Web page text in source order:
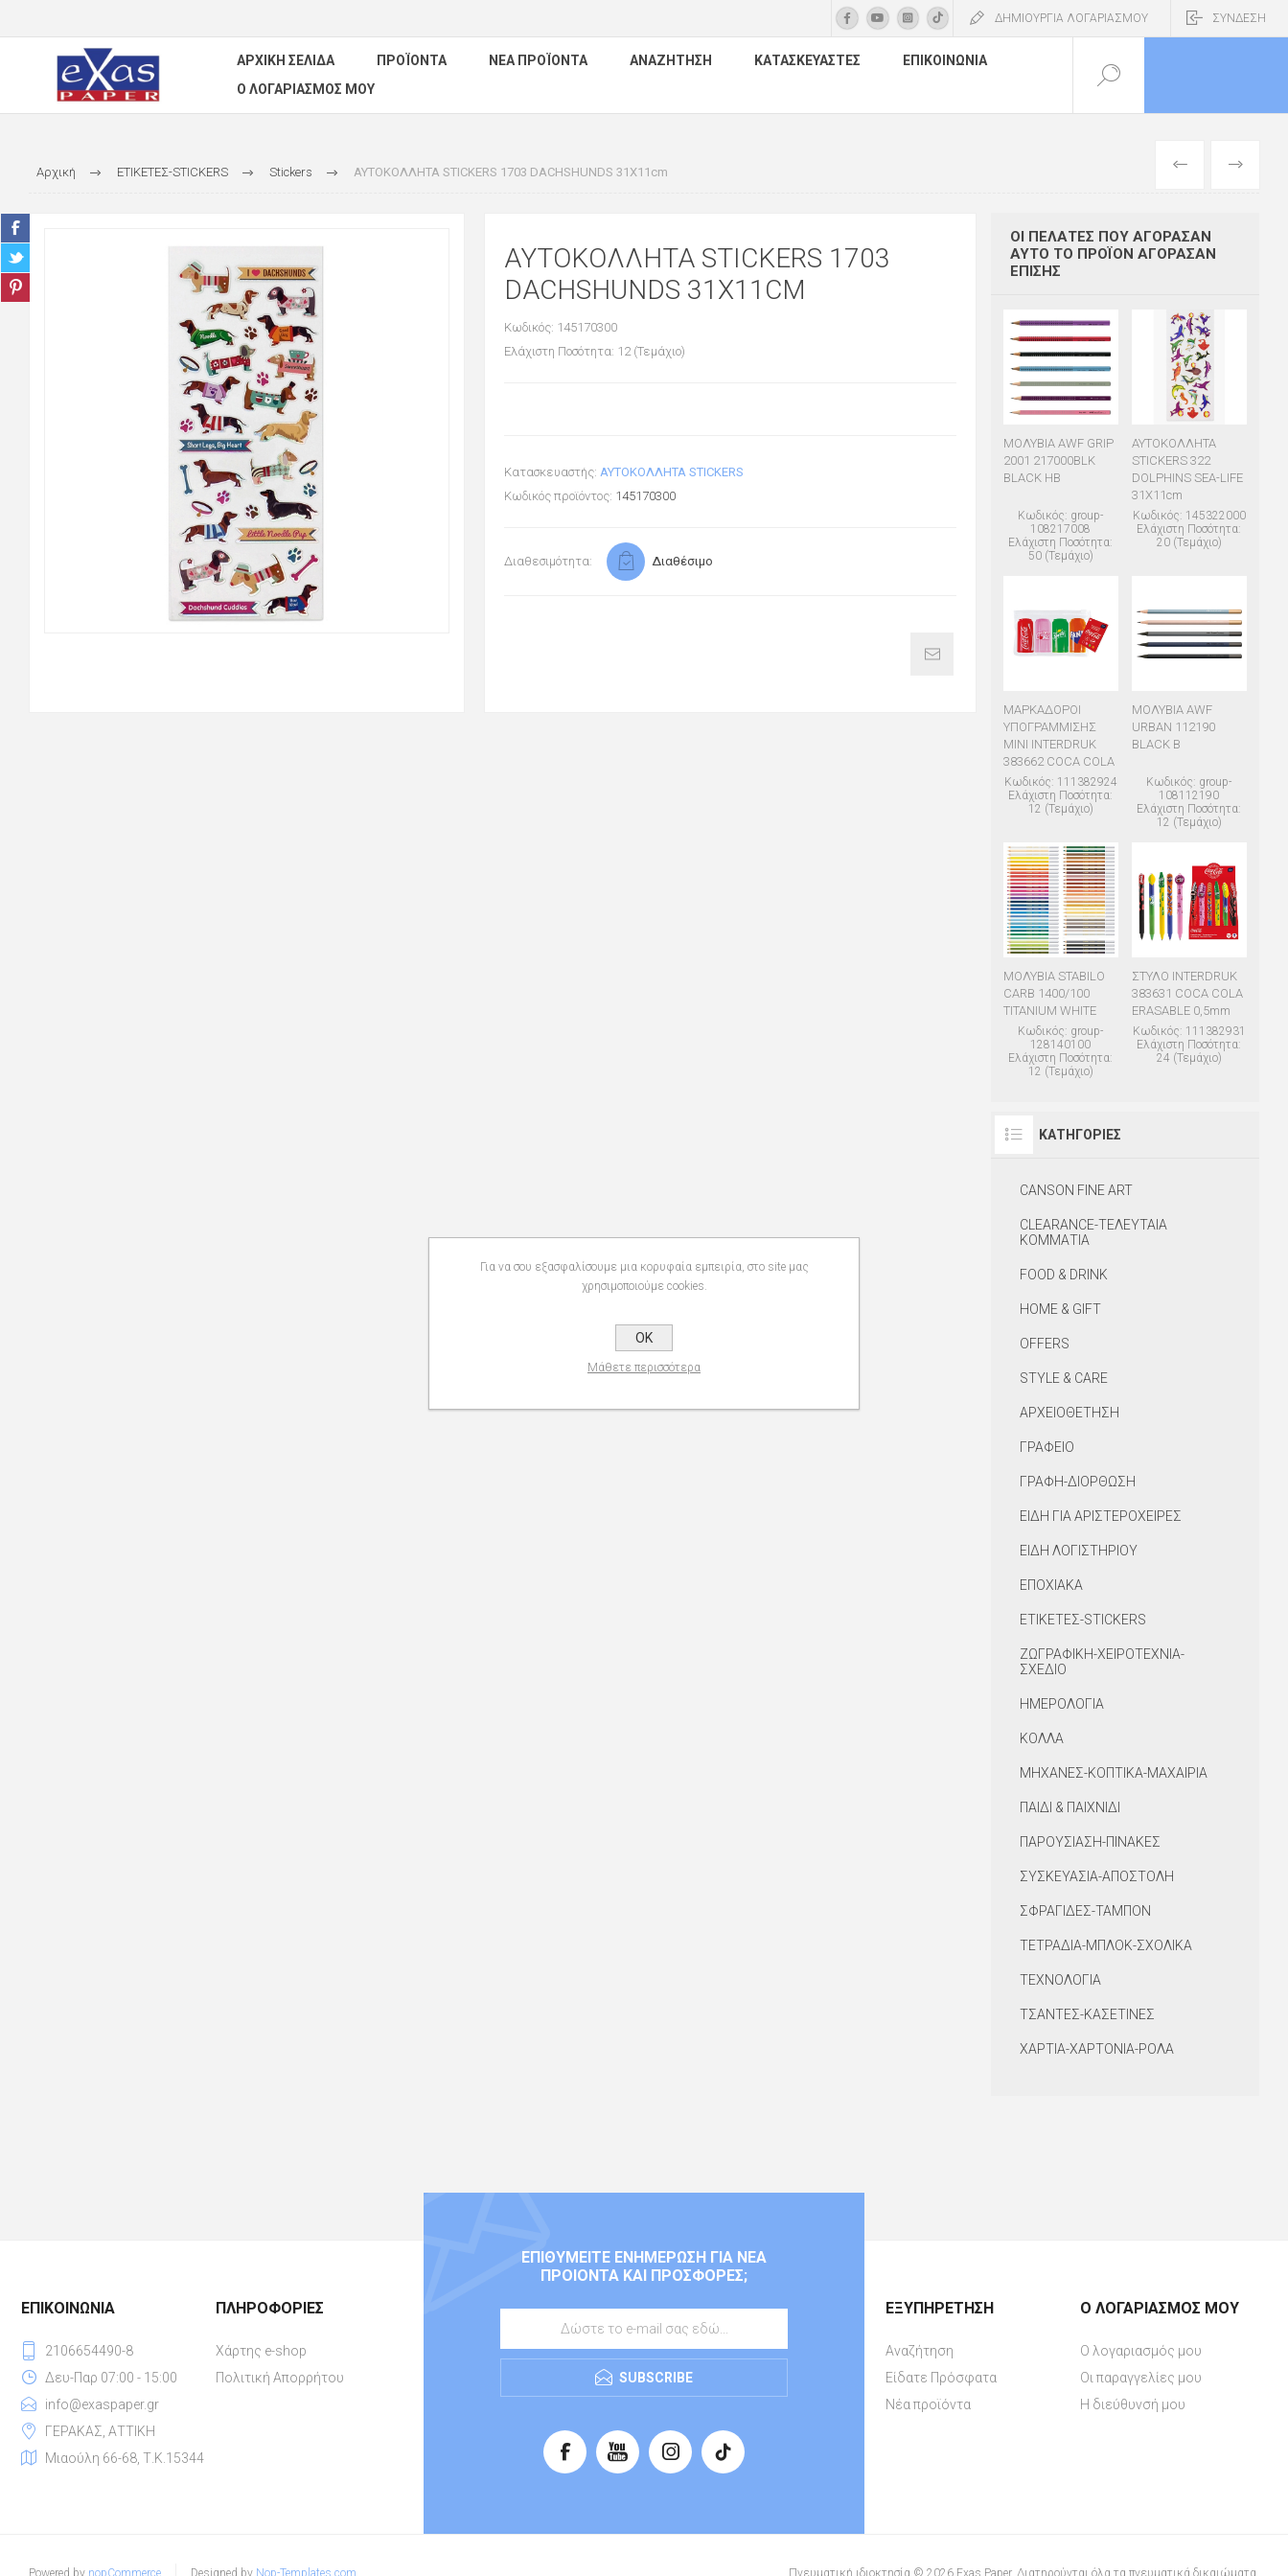
ΔΗΜΙΟΥΡΓΙΑ ΛΟΓΑΡΙΑΣΜΟΥ ΣΥΝΔΕΣΗ
ΑΡΧΙΚΉ ΣΕΛΊΔΑ ΠΡΟΪΌΝΤΑ ΝΈΑ ΠΡΟΪΌΝΤΑ ΑΝΑΖΉΤΗΣΗ ΚΑΤΑΣΚΕΥΑΣΤΈΣ
ΕΠΙΚΟΙΝΩΝΊΑ
Ο ΛΟΓΑΡΙΑΣΜΌΣ ΜΟΥ
Αρχική ΕΤΙΚΕΤΕΣ-STICKERS Stickers ΑΥΤΟΚΟΛΛΗΤΑ STICKERS 1703 DACHSHUNDS 31X11cm ΕΠΌΜΕΝΟ
ΑΥΤΟΚΟΛΛΗΤΑ STICKERS 1703
DACHSHUNDS 31X11CM
Κωδικός: 145170300
Ελάχιστη Ποσότητα: 12 (Τεμάχιο)
Κατασκευαστής: ΑΥΤΟΚΟΛΛΗΤΑ STICKERS
Κωδικός προϊόντος: 145170300
Διαθεσιμότητα: Διαθέσιμο
ΟΙ ΠΕΛΆΤΕΣ ΠΟΥ ΑΓΌΡΑΣΑΝ
ΑΥΤΌ ΤΟ ΠΡΟΪΌΝ ΑΓΌΡΑΣΑΝ
ΕΠΊΣΗΣ
ΜΟΛΥΒΙΑ AWF GRIP
2001 217000BLK
BLACK HB
Κωδικός: group-
108217008
Ελάχιστη Ποσότητα:
50 (Τεμάχιο)
ΑΥΤΟΚΟΛΛΗΤΑ
STICKERS 322
DOLPHINS SEA-LIFE
31X11cm
Κωδικός: 145322000
Ελάχιστη Ποσότητα:
20 (Τεμάχιο)
ΜΑΡΚΑΔΟΡΟΙ
ΥΠΟΓΡΑΜΜΙΣΗΣ
MINI INTERDRUK
383662 COCA COLA
Κωδικός: 111382924
Ελάχιστη Ποσότητα:
12 (Τεμάχιο)
ΜΟΛΥΒΙΑ AWF
URBAN 112190
BLACK B
Κωδικός: group-
108112190
Ελάχιστη Ποσότητα:
12 (Τεμάχιο)
ΜΟΛΥΒΙΑ STABILO
CARB 1400/100
TITANIUM WHITE
Κωδικός: group-
128140100
Ελάχιστη Ποσότητα:
12 (Τεμάχιο)
ΣΤΥΛΟ INTERDRUK
383631 COCA COLA
ERASABLE 0,5mm
Κωδικός: 111382931
Ελάχιστη Ποσότητα:
24 (Τεμάχιο)
ΚΑΤΗΓΟΡΊΕΣ
CANSON FINE ART
CLEARANCE-ΤΕΛΕΥΤΑΙΑ
ΚΟΜΜΑΤΙΑ
FOOD & DRINK
HOME & GIFT
OFFERS
STYLE & CARE
ΑΡΧΕΙΟΘΕΤΗΣΗ
ΓΡΑΦΕΙΟ
ΓΡΑΦΗ-ΔΙΟΡΘΩΣΗ
ΕΙΔΗ ΓΙΑ ΑΡΙΣΤΕΡΟΧΕΙΡΕΣ
ΕΙΔΗ ΛΟΓΙΣΤΗΡΙΟΥ
ΕΠΟΧΙΑΚΑ
ΕΤΙΚΕΤΕΣ-STICKERS
ΖΩΓΡΑΦΙΚΗ-ΧΕΙΡΟΤΕΧΝΙΑ-
ΣΧΕΔΙΟ
ΗΜΕΡΟΛΟΓΙΑ
ΚΟΛΛΑ
ΜΗΧΑΝΕΣ-ΚΟΠΤΙΚΑ-ΜΑΧΑΙΡΙΑ
ΠΑΙΔΙ & ΠΑΙΧΝΙΔΙ
ΠΑΡΟΥΣΙΑΣΗ-ΠΙΝΑΚΕΣ
ΣΥΣΚΕΥΑΣΙΑ-ΑΠΟΣΤΟΛΗ
ΣΦΡΑΓΙΔΕΣ-ΤΑΜΠΟΝ
ΤΕΤΡΑΔΙΑ-ΜΠΛΟΚ-ΣΧΟΛΙΚΑ
ΤΕΧΝΟΛΟΓΙΑ
ΤΣΑΝΤΕΣ-ΚΑΣΕΤΙΝΕΣ
ΧΑΡΤΙΑ-ΧΑΡΤΟΝΙΑ-ΡΟΛΑ
ΕΠΙΘΥΜΕΊΤΕ ΕΝΗΜΈΡΩΣΗ ΓΙΑ ΝΈΑ
ΠΡΟΙΌΝΤΑ ΚΑΙ ΠΡΟΣΦΟΡΈΣ;
SUBSCRIBE
ΕΠΙΚΟΙΝΩΝΊΑ
2106654490-8
Δευ-Παρ 07:00 - 15:00
info@exaspaper.gr
ΓΕΡΑΚΑΣ, ΑΤΤΙΚΗ
Μιαούλη 66-68, Τ.Κ.15344
ΠΛΗΡΟΦΟΡΊΕΣ
Χάρτης e-shop
Πολιτική Απορρήτου
ΕΞΥΠΗΡΈΤΗΣΗ
Αναζήτηση
Είδατε Πρόσφατα
Νέα προϊόντα
Ο ΛΟΓΑΡΙΑΣΜΌΣ ΜΟΥ
Ο λογαριασμός μου
Οι παραγγελίες μου
Η διεύθυνσή μου
Για να σου εξασφαλίσουμε μια κορυφαία εμπειρία, στο site μας
χρησιμοποιούμε cookies.
OK
Μάθετε περισσότερα